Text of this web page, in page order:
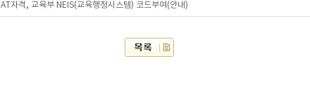
AT자격, 교육부 NEIS(교육행정시스템) 코드부여(안내)